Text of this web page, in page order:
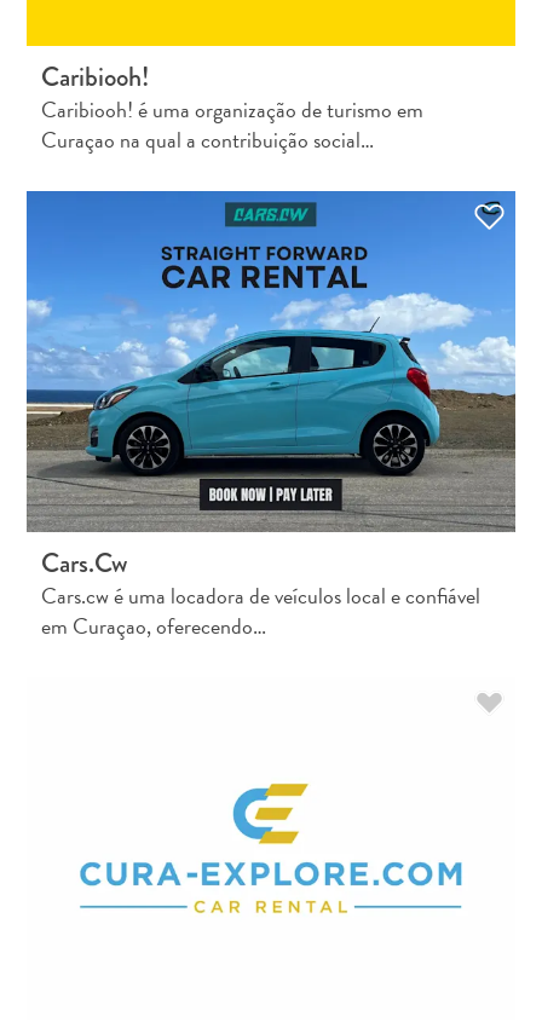
Caribiooh!
Caribiooh! é uma organização de turismo em
Curaçao na qual a contribuição social…
Cars.cw
Cars.cw é uma locadora de veículos local e confiável
em Curaçao, oferecendo…